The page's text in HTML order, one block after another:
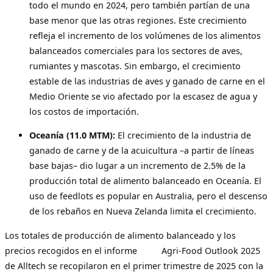
todo el mundo en 2024, pero también partían de una
base menor que las otras regiones. Este crecimiento
refleja el incremento de los volúmenes de los alimentos
balanceados comerciales para los sectores de aves,
rumiantes y mascotas. Sin embargo, el crecimiento
estable de las industrias de aves y ganado de carne en el
Medio Oriente se vio afectado por la escasez de agua y
los costos de importación.
Oceanía (11.0 MTM): El crecimiento de la industria de
ganado de carne y de la acuicultura –a partir de líneas
base bajas– dio lugar a un incremento de 2.5% de la
producción total de alimento balanceado en Oceanía. El
uso de feedlots es popular en Australia, pero el descenso
de los rebaños en Nueva Zelanda limita el crecimiento.
Los totales de producción de alimento balanceado y los
precios recogidos en el informe Agri-Food Outlook 2025
de Alltech se recopilaron en el primer trimestre de 2025 con la